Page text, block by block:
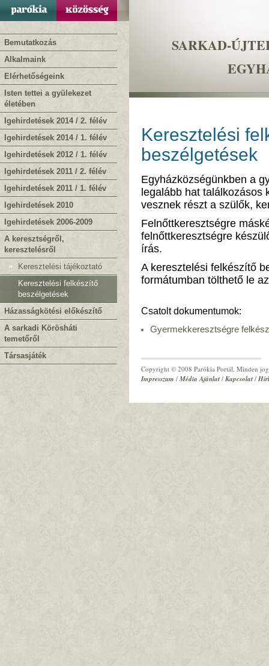
Bemutatkozás
Alkalmaink
Elérhetőségeink
Isten tettei a gyülekezet
életében
Igehirdetések 2014 / 2. félév
Igehirdetések 2014 / 1. félév
Igehirdetések 2012 / 1. félév
Igehirdetések 2011 / 2. félév
Igehirdetések 2011 / 1. félév
Igehirdetések 2010
Igehirdetések 2006-2009
A keresztségről,
keresztelésről
Keresztelési tájékoztató
Keresztelési felkészítő
beszélgetések
Házasságkötési előkészítő
A sarkadi Körösháti
temetőről
Társasjáték
SARKAD-
Keresztelési
beszélgetések
Egyházközségünkben a
legalább hat találkozásos
vesznek részt a szülők,
Felnőttkeresztségre
felnőttkeresztségre
írás.
A keresztelési felkészítő
formátumban tölthető le
Csatolt dokumentumok:
Gyermekkeresztségre
Copyright © 2008 Parókia Portál, Minden
Impresszum / Média Ajánlat / Kapcsolat /